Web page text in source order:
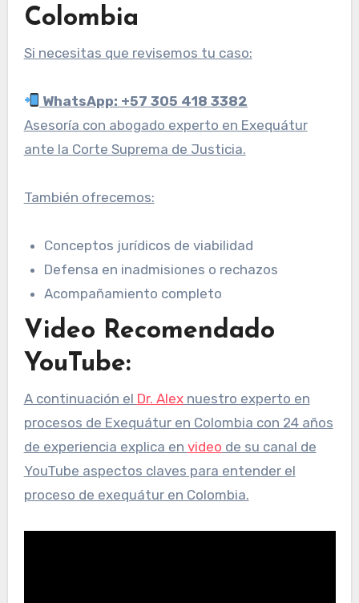
Colombia
Si necesitas que revisemos tu caso:
WhatsApp: +57 305 418 3382
Asesoría con abogado experto en Exequátur
ante la Corte Suprema de Justicia.
También ofrecemos:
Conceptos jurídicos de viabilidad
Defensa en inadmisiones o rechazos
Acompañamiento completo
Video Recomendado
YouTube:
A continuación el Dr. Alexnuestro experto en
procesos de Exequátur en Colombia con 24 años
de experiencia explica en video de su canal de
YouTube aspectos claves para entender el
proceso de exequátur en Colombia.